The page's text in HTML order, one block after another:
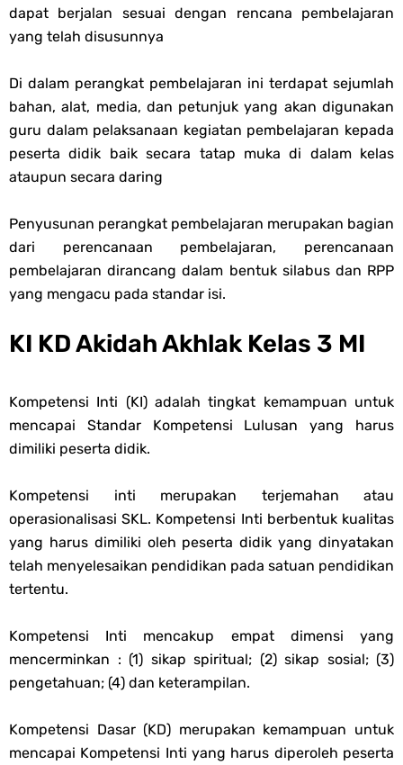
Qur'an Hadis PPG 2025
Soal OMI Ekonomi Terintegrasi Jenjang MA
Soal OMI KIMIA Terintegrasi Jenjang MA
Unduh Buku Teks Utama (BTU) Al-Qur'an Hadis Semua Jenjang
Tahun 2026
dapat berjalan sesuai dengan rencana pembelajaran
yang telah disusunnya
Di dalam perangkat pembelajaran ini terdapat sejumlah
bahan, alat, media, dan petunjuk yang akan digunakan
guru dalam pelaksanaan kegiatan pembelajaran kepada
peserta didik baik secara tatap muka di dalam kelas
ataupun secara daring
Penyusunan perangkat pembelajaran merupakan bagian
dari perencanaan pembelajaran, perencanaan
pembelajaran dirancang dalam bentuk silabus dan RPP
yang mengacu pada standar isi.
KI KD Akidah Akhlak Kelas 3 MI
Kompetensi Inti (KI) adalah tingkat kemampuan untuk
mencapai Standar Kompetensi Lulusan yang harus
dimiliki peserta didik.
Kompetensi inti merupakan terjemahan atau
operasionalisasi SKL. Kompetensi Inti berbentuk kualitas
yang harus dimiliki oleh peserta didik yang dinyatakan
telah menyelesaikan pendidikan pada satuan pendidikan
tertentu.
Kompetensi Inti mencakup empat dimensi yang
mencerminkan : (1) sikap spiritual; (2) sikap sosial; (3)
pengetahuan; (4) dan keterampilan.
Kompetensi Dasar (KD) merupakan kemampuan untuk
mencapai Kompetensi Inti yang harus diperoleh peserta